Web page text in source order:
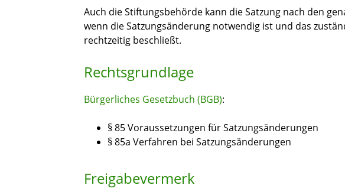
Auch die Stiftungsbehörde kann die Satzung nach den
wenn die Satzungsänderung notwendig ist und das
rechtzeitig beschließt.
Rechtsgrundlage
Bürgerliches Gesetzbuch (BGB):
§ 85 Voraussetzungen für Satzungsänderungen
§ 85a Verfahren bei Satzungsänderungen
Freigabevermerk